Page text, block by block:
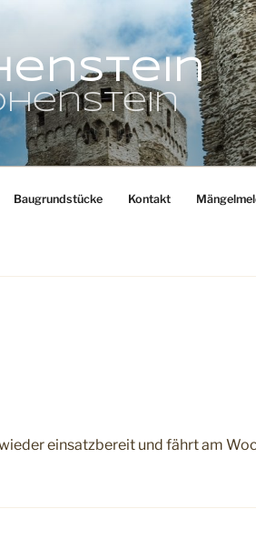
Baugrundstücke Kontakt
einsatzbereit und fährt am